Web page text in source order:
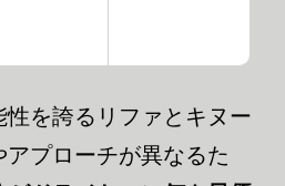
を誇るリファとキヌー
プローチが異なるた